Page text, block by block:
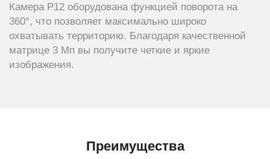
Камера P12 оборудована функцией поворота на
360°, что позволяет максимально широко
охватывать территорию. Благодаря качественной
матрице 3 Мп вы получите четкие и яркие
изображения.
Преимущества